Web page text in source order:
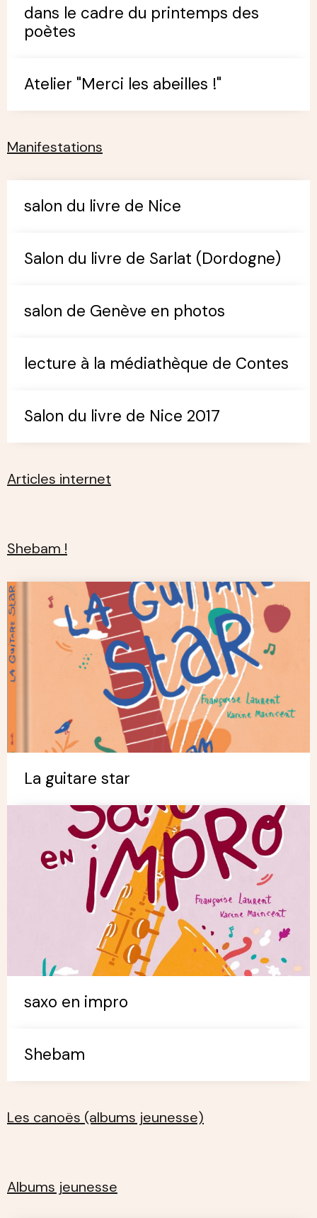
dans le cadre du printemps des
poètes
Atelier "Merci les abeilles !"
Manifestations
salon du livre de Nice
Salon du livre de Sarlat (Dordogne)
salon de Genève en photos
lecture à la médiathèque de Contes
Salon du livre de Nice 2017
Articles internet
Shebam !
La guitare star
saxo en impro
Shebam
Les canoës (albums jeunesse)
Albums jeunesse